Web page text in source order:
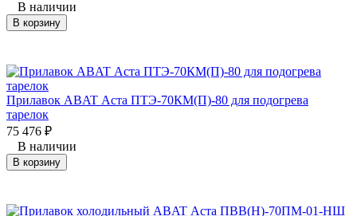
В наличии
В корзину
Прилавок ABAT Аста ПТЭ-70КМ(П)-80 для подогрева
тарелок
75 476 ₽
В наличии
В корзину